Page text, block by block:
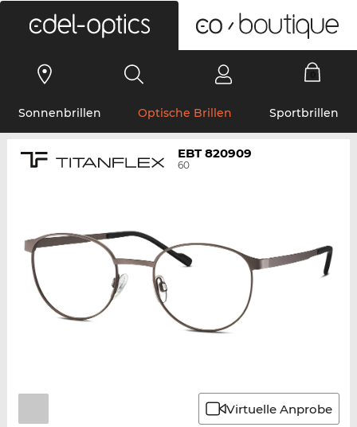
Sonnenbrillen Optische Brillen Sportbrillen
EBT 820909
60
Virtuelle Anprobe